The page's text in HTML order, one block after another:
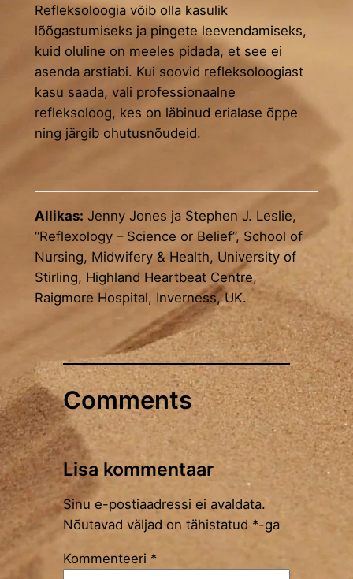
Refleksoloogia võib olla kasulik
lõõgastumiseks ja pingete leevendamiseks,
kuid oluline on meeles pidada, et see ei
asenda arstiabi. Kui soovid refleksoloogiast
kasu saada, vali professionaalne
refleksoloog, kes on läbinud erialase õppe
ning järgib ohutusnõudeid.
Allikas: Jenny Jones ja Stephen J. Leslie,
“Reflexology – Science or Belief”, School of
Nursing, Midwifery & Health, University of
Stirling, Highland Heartbeat Centre,
Raigmore Hospital, Inverness, UK.
Comments
Lisa kommentaar
Sinu e-postiaadressi ei avaldata.
Nõutavad väljad on tähistatud *-ga
Kommenteeri *